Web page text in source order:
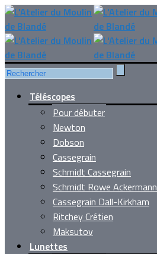
Téléscopes
Pour débuter
Newton
Dobson
Cassegrain
Schmidt Cassegrain
Schmidt Rowe Ackermann
Cassegrain Dall-Kirkham
Ritchey Crétien
Maksutov
Lunettes